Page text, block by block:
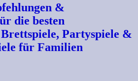
&
die besten
Partyspiele &
für Familien